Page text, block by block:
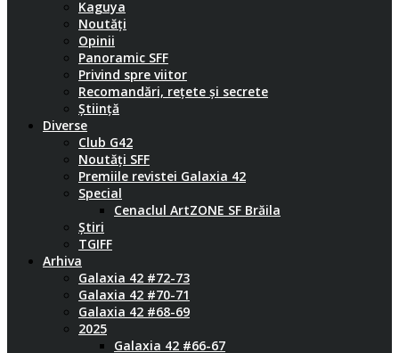
Kaguya
Noutăți
Opinii
Panoramic SFF
Privind spre viitor
Recomandări, rețete și secrete
Știință
Diverse
Club G42
Noutăți SFF
Premiile revistei Galaxia 42
Special
Cenaclul ArtZONE SF Brăila
Știri
TGIFF
Arhiva
Galaxia 42 #72-73
Galaxia 42 #70-71
Galaxia 42 #68-69
2025
Galaxia 42 #66-67